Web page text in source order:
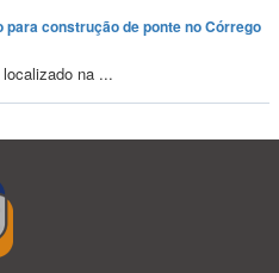
construção de ponte no Córrego
na ...